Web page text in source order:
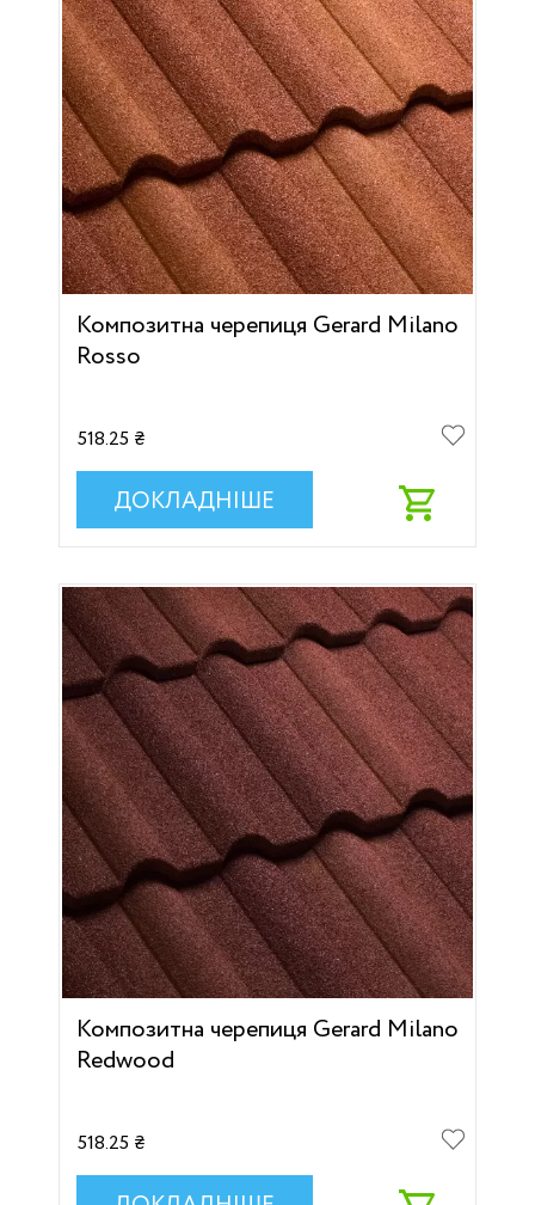
Композитна черепиця Gerard Milano
Rosso
518.25 ₴
ДОКЛАДНІШЕ
Композитна черепиця Gerard Milano
Redwood
518.25 ₴